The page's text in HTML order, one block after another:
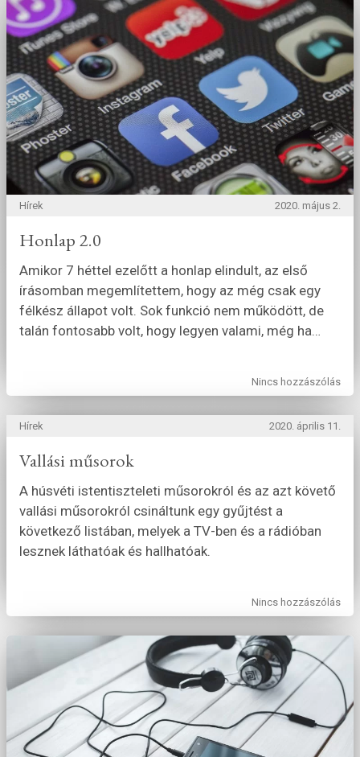
Hírek 2020. május 2.
Honlap 2.0
Amikor 7 héttel ezelőtt a honlap elindult, az első
írásomban megemlítettem, hogy az még csak egy
félkész állapot volt. Sok funkció nem működött, de
talán fontosabb volt, hogy legyen valami, még ha…
Nincs hozzászólás
Hírek 2020. április 11.
Vallási műsorok
A húsvéti istentiszteleti műsorokról és az azt követő
vallási műsorokról csináltunk egy gyűjtést a
következő listában, melyek a TV-ben és a rádióban
lesznek láthatóak és hallhatóak.
Nincs hozzászólás